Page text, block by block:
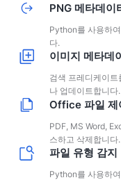
PNG 메타데이
Python를 사용하
다.
이미지 메타데
검색 프레디케이
나 업데이트합니다.
Office 파일 제
PDF, MS Word,
스하고 삭제합니다.
파일 유형 감지
Python를 사용하